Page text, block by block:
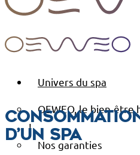
Univers du spa
OEWEO, le bien-
!
Nos garanties
d’un spa